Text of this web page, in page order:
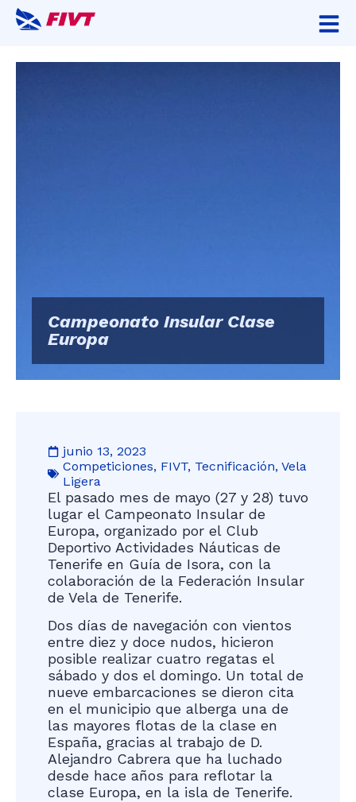
Campeonato Insular Clase
Europa
junio 13, 2023
Competiciones, FIVT, Tecnificación, Vela
Ligera
El pasado mes de mayo (27 y 28) tuvo
lugar el Campeonato Insular de
Europa, organizado por el Club
Deportivo Actividades Náuticas de
Tenerife en Guía de Isora, con la
colaboración de la Federación Insular
de Vela de Tenerife.
Dos días de navegación con vientos
entre diez y doce nudos, hicieron
posible realizar cuatro regatas el
sábado y dos el domingo. Un total de
nueve embarcaciones se dieron cita
en el municipio que alberga una de
las mayores flotas de la clase en
España, gracias al trabajo de D.
Alejandro Cabrera que ha luchado
desde hace años para reflotar la
clase Europa, en la isla de Tenerife.